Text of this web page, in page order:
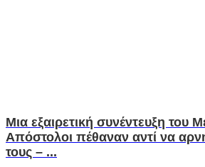
Μια εξαιρετική συνέντευξη του
Απόστολοι πέθαναν αντί να
τους – ...